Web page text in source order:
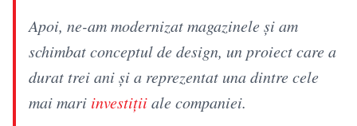
Apoi, ne-am modernizat magazinele și am
schimbat conceptul de design, un proiect care a
durat trei ani și a reprezentat una dintre cele
mai mari investițiiale companiei.